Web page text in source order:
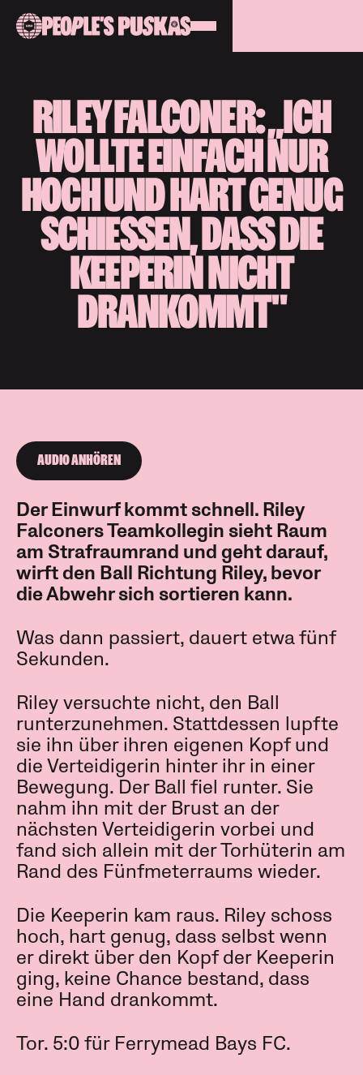
RILEY FALCONER: „ICH
WOLLTE EINFACH NUR
HOCH UND HART GENUG
SCHIESSEN, DASS DIE K
EEPERIN NICHT D
RANKOMMT"
AUDIO ANHÖREN
Der Einwurf kommt schnell. Riley
Falconers Teamkollegin sieht Raum
am Strafraumrand und geht darauf,
wirft den Ball Richtung Riley, bevor
die Abwehr sich sortieren kann.
Was dann passiert, dauert etwa fünf
Sekunden.
Riley versuchte nicht, den Ball
runterzunehmen. Stattdessen lupfte
sie ihn über ihren eigenen Kopf und
die Verteidigerin hinter ihr in einer
Bewegung. Der Ball fiel runter. Sie
nahm ihn mit der Brust an der
nächsten Verteidigerin vorbei und
fand sich allein mit der Torhüterin am
Rand des Fünfmeterraums wieder.
Die Keeperin kam raus. Riley schoss
hoch, hart genug, dass selbst wenn
er direkt über den Kopf der Keeperin
ging, keine Chance bestand, dass
eine Hand drankommt.
Tor. 5:0 für Ferrymead Bays FC.